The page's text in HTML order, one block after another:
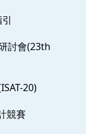
討會(23th
20)
競賽